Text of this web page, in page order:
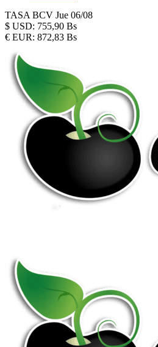
TASA BCV Jue 06/08
$ USD: 755,90 Bs
€ EUR: 872,83 Bs